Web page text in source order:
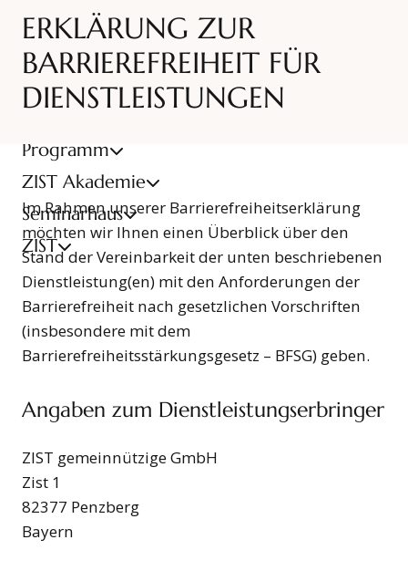
BLOG
NEWSLETTER
KONTAKT
Suchen
Programm
ZIST Akademie
Seminarhaus
ZIST
ERKLÄRUNG ZUR
BARRIEREFREIHEIT FÜR
DIENSTLEISTUNGEN
Im Rahmen unserer Barrierefreiheitserklärung
möchten wir Ihnen einen Überblick über den
Stand der Vereinbarkeit der unten beschriebenen
Dienstleistung(en) mit den Anforderungen der
Barrierefreiheit nach gesetzlichen Vorschriften
(insbesondere mit dem
Barrierefreiheitsstärkungsgesetz – BFSG) geben.
Angaben zum Dienstleistungserbringer
ZIST gemeinnützige GmbH
Zist 1
82377 Penzberg
Bayern